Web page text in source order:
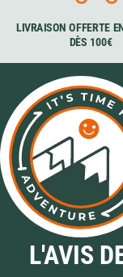
LIVRAISON OFFERTE
DÈS 100€
L'AVIS